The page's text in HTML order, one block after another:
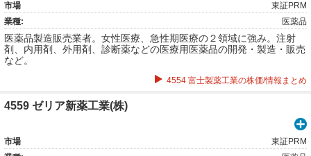
市場
東証PRM
業種:
医薬品
医薬品製造販売業者。女性医療、急性期医療の２領域に強み。注射
剤、内用剤、外用剤、診断薬などの医療用医薬品の開発・製造・販売
など。
4554 富士製薬工業の株価/情報まとめ
4559 ゼリア新薬工業(株)
市場
東証PRM